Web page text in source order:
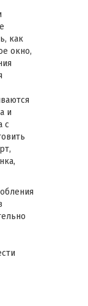
как
окно,
и
с